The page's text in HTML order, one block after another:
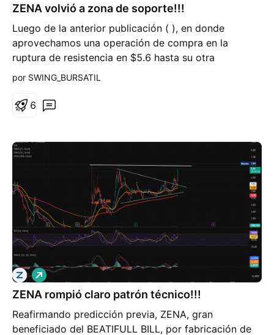
ZENA volvió a zona de soporte!!!
Luego de la anterior publicación ( ), en donde
aprovechamos una operación de compra en la
ruptura de resistencia en $5.6 hasta su otra
resistencia en $6.8 (+20%), volvió a corregir luego
movimiento acompañado por la caída del mercado
estabilice. Pendientes a otro potencial upside de
+20%-25%!!!
r
o
por SWING_BURSATIL
6
ZENA rompió claro patrón técnico!!!
Reafirmando predicción previa, ZENA, gran
beneficiado del BEATIFULL BILL, por fabricación de
L
a
r
o